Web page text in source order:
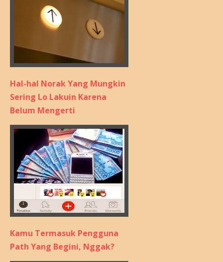
Hal-hal Norak Yang Mungkin
Sering Lo Lakuin Karena
Belum Mengerti
Kamu Termasuk Pengguna
Path Yang Begini, Nggak?